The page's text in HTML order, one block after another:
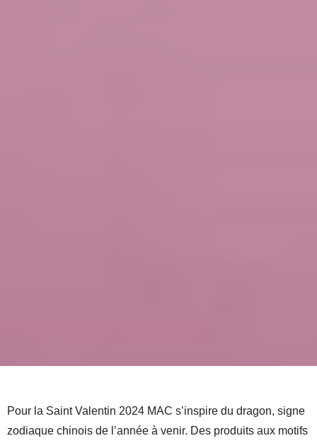
Pour la Saint Valentin 2024 MAC s’inspire du dragon, signe
zodiaque chinois de l’année à venir. Des produits aux motifs